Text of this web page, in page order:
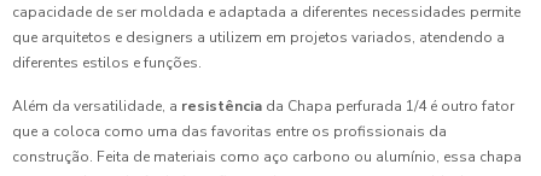
capacidade de ser moldada e adaptada a diferentes necessidades permite
que arquitetos e designers a utilizem em projetos variados, atendendo a
diferentes estilos e funções.
Além da versatilidade, a resistência da Chapa perfurada 1/4 é outro fator
que a coloca como uma das favoritas entre os profissionais da
construção. Feita de materiais como aço carbono ou alumínio, essa chapa